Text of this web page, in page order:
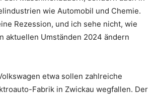
wie Automobil und Chemie.
Rezession, und ich sehe nicht, wie
aktuellen Umständen 2024 ändern
etwa sollen zahlreiche
Fabrik in Zwickau wegfallen. Der